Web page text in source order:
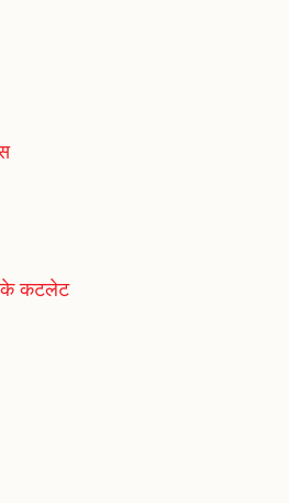
के कटलेट